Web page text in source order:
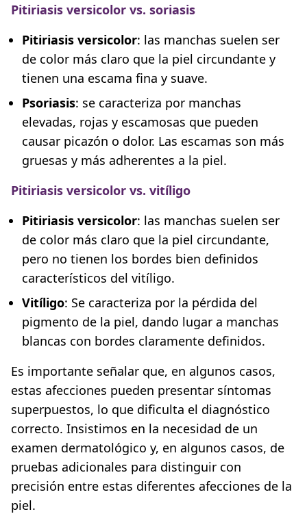
Pitiriasis versicolor vs. soriasis
Pitiriasis versicolor: las manchas suelen ser
de color más claro que la piel circundante y
tienen una escama fina y suave.
Psoriasis: se caracteriza por manchas
elevadas, rojas y escamosas que pueden
causar picazón o dolor. Las escamas son más
gruesas y más adherentes a la piel.
Pitiriasis versicolor vs. vitíligo
Pitiriasis versicolor: las manchas suelen ser
de color más claro que la piel circundante,
pero no tienen los bordes bien definidos
característicos del vitíligo.
Vitíligo: Se caracteriza por la pérdida del
pigmento de la piel, dando lugar a manchas
blancas con bordes claramente definidos.
Es importante señalar que, en algunos casos,
estas afecciones pueden presentar síntomas
superpuestos, lo que dificulta el diagnóstico
correcto. Insistimos en la necesidad de un
examen dermatológico y, en algunos casos, de
pruebas adicionales para distinguir con
precisión entre estas diferentes afecciones de la
piel.